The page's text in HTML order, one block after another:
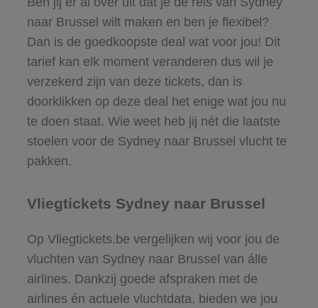
naar Brussel wilt maken en ben je flexibel?
Dan is de goedkoopste deal wat voor jou! Dit
tarief kan elk moment veranderen dus wil je
verzekerd zijn van deze tickets, dan is
doorklikken op deze deal het enige wat jou nu
te doen staat. Wie weet heb jij nét die laatste
stoelen voor de Sydney naar Brussel vlucht te
pakken.
Vliegtickets Sydney naar Brussel
Op Vliegtickets.be vergelijken wij voor jou de
vluchten van Sydney naar Brussel van álle
airlines. Dankzij goede afspraken met de
airlines én actuele vluchtdata, bieden we jou